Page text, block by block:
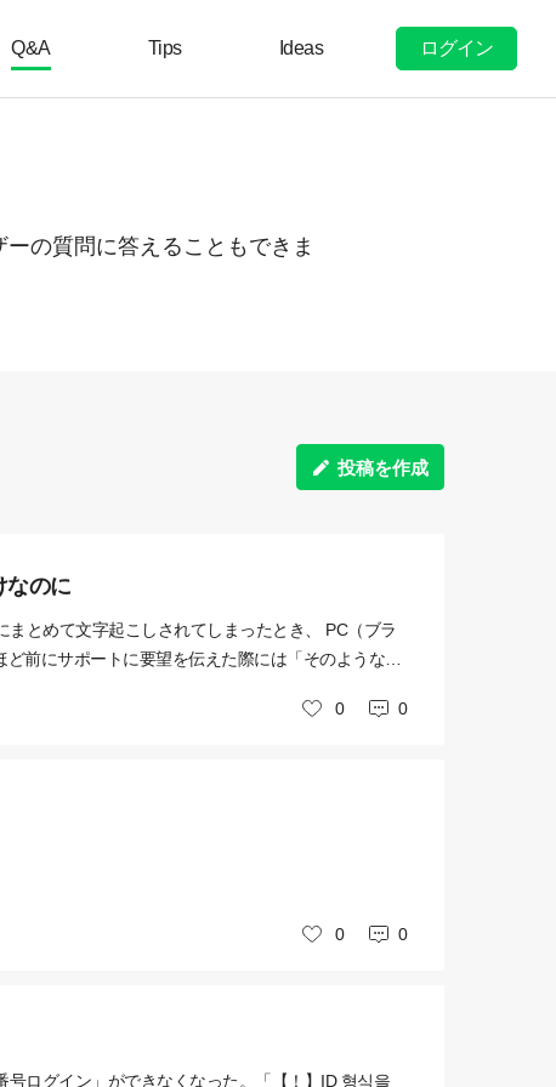
Q&A Tips Ideas ログイン
の質問に答えることもできま
投稿を作成
なのに
とめて文字起こしされてしまったとき、 PC（ブラ
前にサポートに要望を伝えた際には「そのような機
されているかお聞かせいただけると幸いです。 なに
いいね
0 0
いいね
0 0
ログイン」ができなくなった。「【！】ID 형식을